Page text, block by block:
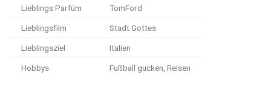
Lieblings Parfüm TomFord
Lieblingsfilm Stadt Gottes
Lieblingsziel Italien
Hobbys Fußball gucken, Reisen